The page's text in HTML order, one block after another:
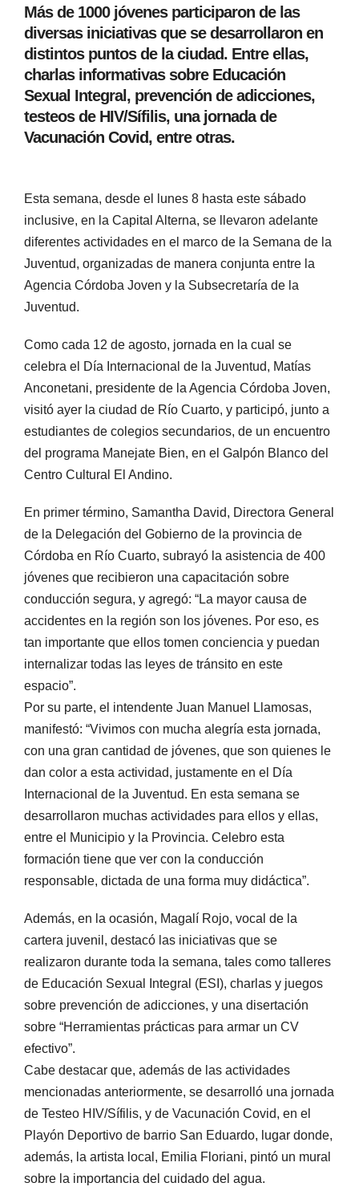
Más de 1000 jóvenes participaron de las
diversas iniciativas que se desarrollaron en
distintos puntos de la ciudad. Entre ellas,
charlas informativas sobre Educación
Sexual Integral, prevención de adicciones,
testeos de HIV/Sífilis, una jornada de
Vacunación Covid, entre otras.
Esta semana, desde el lunes 8 hasta este sábado
inclusive, en la Capital Alterna, se llevaron adelante
diferentes actividades en el marco de la Semana de la
Juventud, organizadas de manera conjunta entre la
Agencia Córdoba Joven y la Subsecretaría de la
Juventud.
Como cada 12 de agosto, jornada en la cual se
celebra el Día Internacional de la Juventud, Matías
Anconetani, presidente de la Agencia Córdoba Joven,
visitó ayer la ciudad de Río Cuarto, y participó, junto a
estudiantes de colegios secundarios, de un encuentro
del programa Manejate Bien, en el Galpón Blanco del
Centro Cultural El Andino.
En primer término, Samantha David, Directora General
de la Delegación del Gobierno de la provincia de
Córdoba en Río Cuarto, subrayó la asistencia de 400
jóvenes que recibieron una capacitación sobre
conducción segura, y agregó: “La mayor causa de
accidentes en la región son los jóvenes. Por eso, es
tan importante que ellos tomen conciencia y puedan
internalizar todas las leyes de tránsito en este
espacio”.
Por su parte, el intendente Juan Manuel Llamosas,
manifestó: “Vivimos con mucha alegría esta jornada,
con una gran cantidad de jóvenes, que son quienes le
dan color a esta actividad, justamente en el Día
Internacional de la Juventud. En esta semana se
desarrollaron muchas actividades para ellos y ellas,
entre el Municipio y la Provincia. Celebro esta
formación tiene que ver con la conducción
responsable, dictada de una forma muy didáctica”.
Además, en la ocasión, Magalí Rojo, vocal de la
cartera juvenil, destacó las iniciativas que se
realizaron durante toda la semana, tales como talleres
de Educación Sexual Integral (ESI), charlas y juegos
sobre prevención de adicciones, y una disertación
sobre “Herramientas prácticas para armar un CV
efectivo”.
Cabe destacar que, además de las actividades
mencionadas anteriormente, se desarrolló una jornada
de Testeo HIV/Sífilis, y de Vacunación Covid, en el
Playón Deportivo de barrio San Eduardo, lugar donde,
además, la artista local, Emilia Floriani, pintó un mural
sobre la importancia del cuidado del agua.